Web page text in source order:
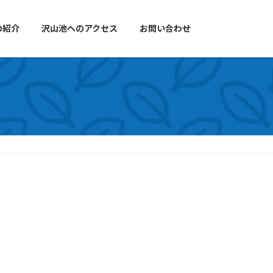
紹介 沢山池へのアクセス お問い合わせ